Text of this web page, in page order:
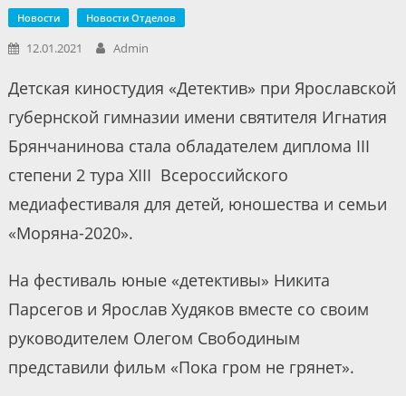
Новости Новости Отделов
12.01.2021 Admin
Детская киностудия «Детектив» при Ярославской
губернской гимназии имени святителя Игнатия
Брянчанинова стала обладателем диплома III
степени 2 тура XIII Всероссийского
медиафестиваля для детей, юношества и семьи
«Моряна-2020».
На фестиваль юные «детективы» Никита
Парсегов и Ярослав Худяков вместе со своим
руководителем Олегом Свободиным
представили фильм «Пока гром не грянет».